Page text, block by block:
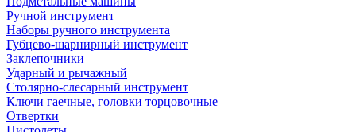
Ручной инструмент
Наборы ручного инструмента
Губцево-шарнирный инструмент
Заклепочники
Ударный и рычажный
Столярно-слесарный инструмент
Ключи гаечные, головки торцовочные
Отвертки